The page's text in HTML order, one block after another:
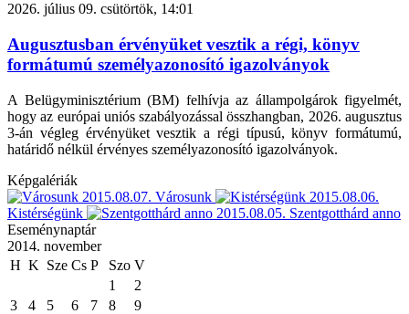
2026. július 09. csütörtök, 14:01
Augusztusban érvényüket vesztik a régi, könyv
formátumú személyazonosító igazolványok
A Belügyminisztérium (BM) felhívja az állampolgárok figyelmét,
hogy az európai uniós szabályozással összhangban, 2026. augusztus
3-án végleg érvényüket vesztik a régi típusú, könyv formátumú,
határidő nélkül érvényes személyazonosító igazolványok.
Képgalériák
2015.08.07. Városunk
2015.08.06.
Kistérségünk
2015.08.05. Szentgotthárd anno
Eseménynaptár
2014. november
H K Sze Cs P Szo V
1
2
3
4 5 6 7 8
9